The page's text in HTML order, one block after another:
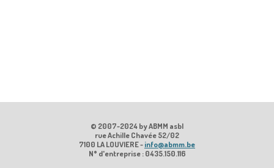
© 2007-2024 by ABMM asbl
rue Achille Chavée 52/02
7100 LA LOUVIERE -info@abmm.be
N° d'entreprise : 0435.150.116